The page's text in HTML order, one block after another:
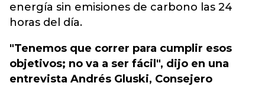
energía sin emisiones de carbono las 24
horas del día.
"Tenemos que correr para cumplir esos
objetivos; no va a ser fácil", dijo en una
entrevista Andrés Gluski, Consejero